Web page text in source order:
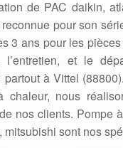
de PAC daikin,
pour son
3 ans pour les
l’entretien, et le
à Vittel
nous
nos clients. Pompe
sont nos